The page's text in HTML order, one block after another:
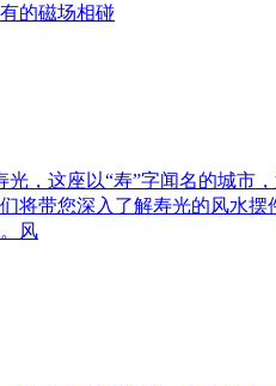
的磁场相碰
，这座以“寿”字闻名的城市
将带您深入了解寿光的风水
风